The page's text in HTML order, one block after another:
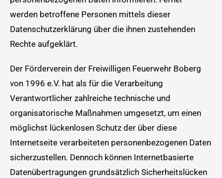
werden betroffene Personen mittels dieser
Datenschutzerklärung über die ihnen zustehenden
Rechte aufgeklärt.
Der Förderverein der Freiwilligen Feuerwehr Boberg
von 1996 e.V. hat als für die Verarbeitung
Verantwortlicher zahlreiche technische und
organisatorische Maßnahmen umgesetzt, um einen
möglichst lückenlosen Schutz der über diese
Internetseite verarbeiteten personenbezogenen Daten
sicherzustellen. Dennoch können Internetbasierte
Datenübertragungen grundsätzlich Sicherheitslücken